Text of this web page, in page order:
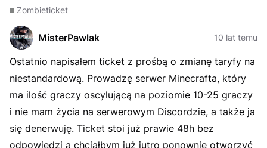
Zombieticket
MisterPawlak 10 lat temu
Ostatnio napisałem ticket z prośbą o zmianę taryfy na
niestandardową. Prowadzę serwer Minecrafta, który
ma ilość graczy oscylującą na poziomie 10-25 graczy
i nie mam życia na serwerowym Discordzie, a także ja
się denerwuję. Ticket stoi już prawie 48h bez
odpowiedzi a chciałbym już jutro ponownie otworzyć